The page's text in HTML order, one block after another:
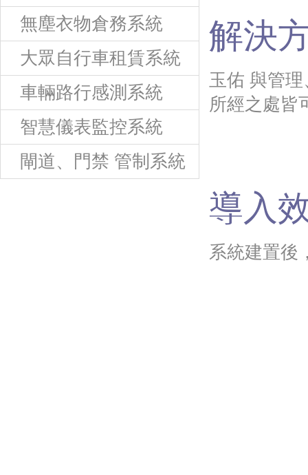
無塵衣物倉務系統
大眾自行車租賃系統
車輛路行感測系統
智慧儀表監控系統
閘道、門禁 管制系統
解決
玉佑 與管
所經之處皆
導入
系統建置後